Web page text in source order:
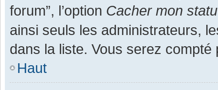
forum”, l’option Cacher mon
ainsi seuls les administrateurs,
dans la liste. Vous serez
Haut